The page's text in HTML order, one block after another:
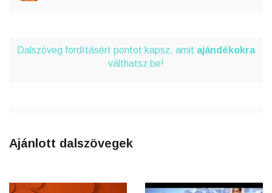
Dalszöveg fordításért pontot kapsz, amit ajándékokra
válthatsz be!
Ajánlott dalszövegek